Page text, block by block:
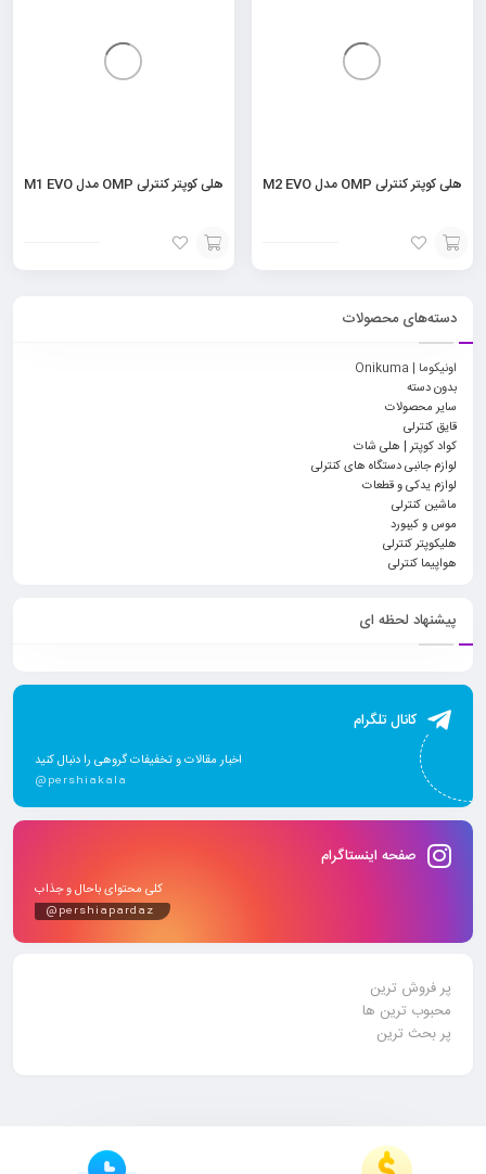
هلی کوپتر کنترلی OMP مدل M2 EVO
افزودن
به
سبد
هلی کوپتر کنترلی OMP مدل M1 EVO
افزودن
دسته‌های محصولات
اونیکوما | Onikuma
بدون دسته
سایر محصولات
قایق کنترلی
کواد کوپتر | هلی شات
لوازم جانبی دستگاه های کنترلی
لوازم یدکی و قطعات
ماشین کنترلی
موس و کیبورد
هلیکوپتر کنترلی
هواپیما کنترلی
پیشنهاد لحظه ای
کانال تلگرام
اخبار مقالات و تخفیفات گروهی را دنبال کنید
@pershiakala
صفحه اینستاگرام
کلی محتوای باحال و جذاب
@pershiapardaz
پر فروش ترین
محبوب ترین ها
پر بحث ترین